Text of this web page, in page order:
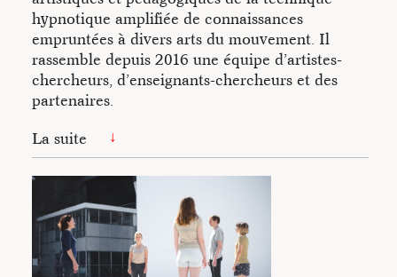
hypnotique amplifiée de connaissances
empruntées à divers arts du mouvement. Il
rassemble depuis 2016 une équipe d’artistes-
chercheurs, d’enseignants-chercheurs et des
partenaires.
La suite
Cette exploration conjugue :
une recherche sur le corps et le mouvement
dans une approche énergétique, sur la notion
de geste intentionnellement non-volontaire et